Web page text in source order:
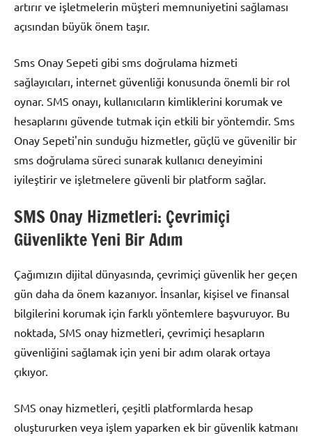
artırır ve işletmelerin müşteri memnuniyetini sağlaması
açısından büyük önem taşır.
Sms Onay Sepeti gibi sms doğrulama hizmeti
sağlayıcıları, internet güvenliği konusunda önemli bir rol
oynar. SMS onayı, kullanıcıların kimliklerini korumak ve
hesaplarını güvende tutmak için etkili bir yöntemdir. Sms
Onay Sepeti'nin sunduğu hizmetler, güçlü ve güvenilir bir
sms doğrulama süreci sunarak kullanıcı deneyimini
iyileştirir ve işletmelere güvenli bir platform sağlar.
SMS Onay Hizmetleri: Çevrimiçi
Güvenlikte Yeni Bir Adım
Çağımızın dijital dünyasında, çevrimiçi güvenlik her geçen
gün daha da önem kazanıyor. İnsanlar, kişisel ve finansal
bilgilerini korumak için farklı yöntemlere başvuruyor. Bu
noktada, SMS onay hizmetleri, çevrimiçi hesapların
güvenliğini sağlamak için yeni bir adım olarak ortaya
çıkıyor.
SMS onay hizmetleri, çeşitli platformlarda hesap
oluştururken veya işlem yaparken ek bir güvenlik katmanı